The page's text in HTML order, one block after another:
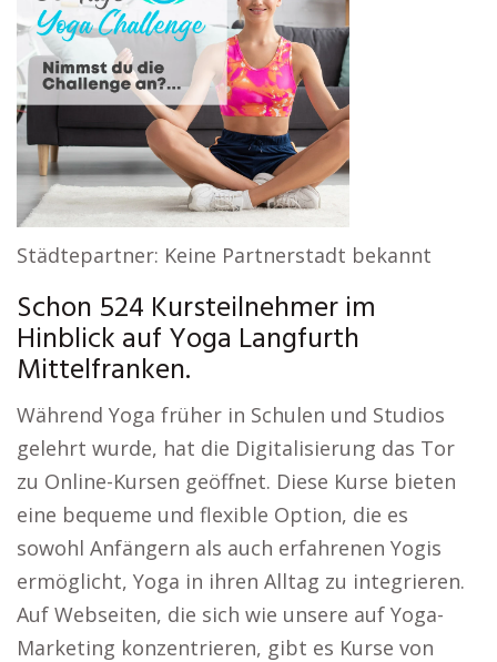
Städtepartner: Keine Partnerstadt bekannt
Schon 524 Kursteilnehmer im
Hinblick auf Yoga Langfurth
Mittelfranken.
Während Yoga früher in Schulen und Studios
gelehrt wurde, hat die Digitalisierung das Tor
zu Online-Kursen geöffnet. Diese Kurse bieten
eine bequeme und flexible Option, die es
sowohl Anfängern als auch erfahrenen Yogis
ermöglicht, Yoga in ihren Alltag zu integrieren.
Auf Webseiten, die sich wie unsere auf Yoga-
Marketing konzentrieren, gibt es Kurse von